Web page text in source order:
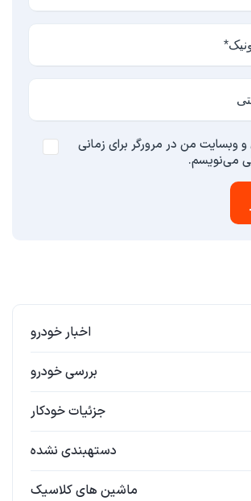
و وبسایت من در مرورگر برای زمانی
می‌نویسم.
اخبار خودرو
بررسی خودرو
جزئیات خودکار
دستهبندی نشده
ماشین های کلاسیک